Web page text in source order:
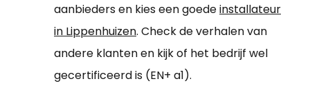
aanbieders en kies een goedeinstallateur
in Lippenhuizen. Check de verhalen van
andere klanten en kijk of het bedrijf wel
gecertificeerd is (EN+ a1).